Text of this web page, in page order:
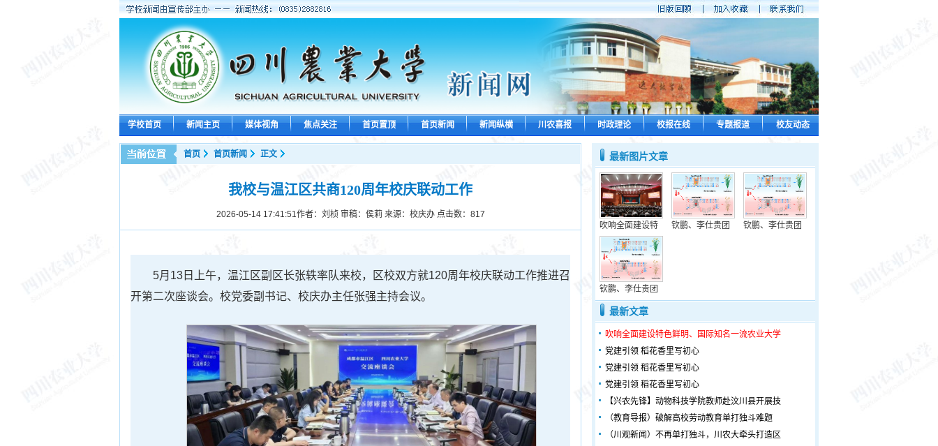
学校首页 新闻主页 媒体视角 焦点关注 首页置顶 首页新闻 新闻纵横 川农喜报 时政理论 校报在线 专题报道 校友动态
首页 首页新闻 正文
我校与温江区共商120周年校庆联动工作
2026-05-14 17:41:51作者：刘桢 审稿：侯莉 来源：校庆办 点击数： 817
5月13日上午，温江区副区长张轶率队来校，区校双方就120周年校庆联动工作推进召
开第二次座谈会。校党委副书记、校庆办主任张强主持会议。
最新图片文章
吹响全面建设特 钦鹏、李仕贵团 钦鹏、李仕贵团
钦鹏、李仕贵团
最新文章
吹响全面建设特色鲜明、国际知名一流农业大学
党建引领 稻花香里写初心
党建引领 稻花香里写初心
党建引领 稻花香里写初心
【兴农先锋】动物科技学院教师赴汶川县开展技
（教育导报）破解高校劳动教育单打独斗难题
（川观新闻）不再单打独斗，川农大牵头打造区